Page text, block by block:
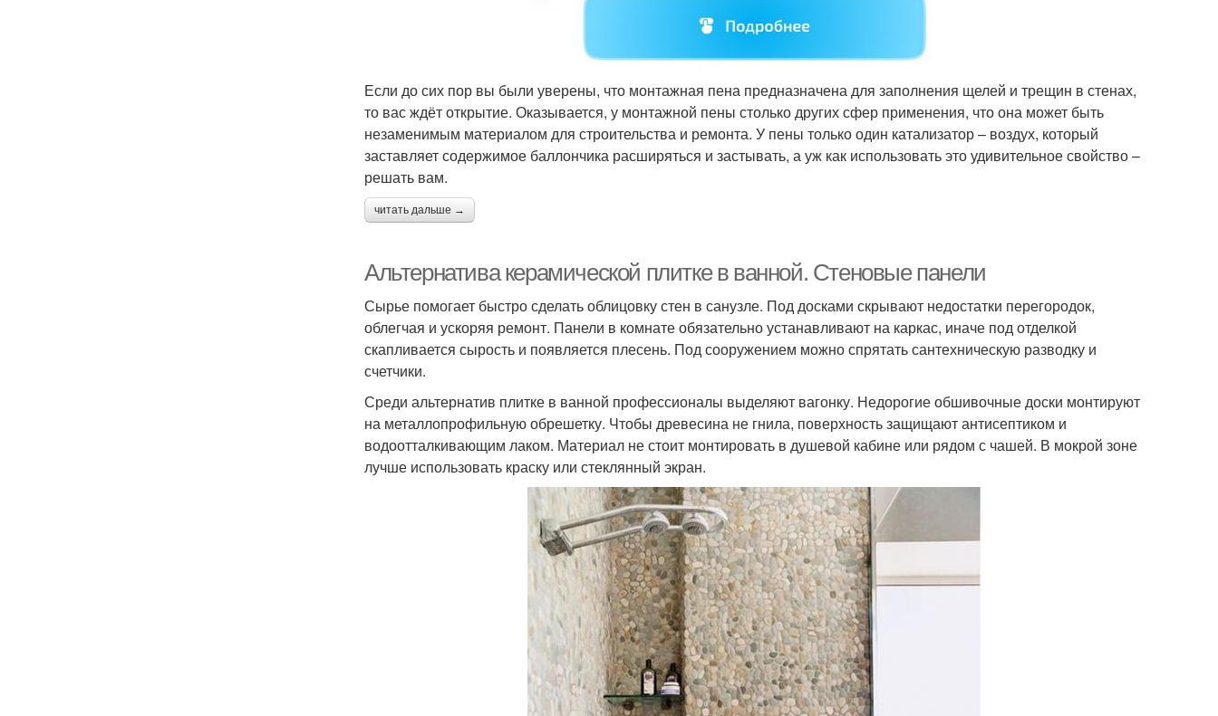
Если до сих пор вы были уверены, что монтажная пена предназначена для заполнения щелей и трещин в стенах,
то вас ждёт открытие. Оказывается, у монтажной пены столько других сфер применения, что она может быть
незаменимым материалом для строительства и ремонта. У пены только один катализатор – воздух, который
заставляет содержимое баллончика расширяться и застывать, а уж как использовать это удивительное свойство –
решать вам.
читать дальше →
Альтернатива керамической плитке в ванной. Стеновые панели
Сырье помогает быстро сделать облицовку стен в санузле. Под досками скрывают недостатки перегородок,
облегчая и ускоряя ремонт. Панели в комнате обязательно устанавливают на каркас, иначе под отделкой
скапливается сырость и появляется плесень. Под сооружением можно спрятать сантехническую разводку и
счетчики.
Среди альтернатив плитке в ванной профессионалы выделяют вагонку. Недорогие обшивочные доски монтируют
на металлопрофильную обрешетку. Чтобы древесина не гнила, поверхность защищают антисептиком и
водоотталкивающим лаком. Материал не стоит монтировать в душевой кабине или рядом с чашей. В мокрой зоне
лучше использовать краску или стеклянный экран.